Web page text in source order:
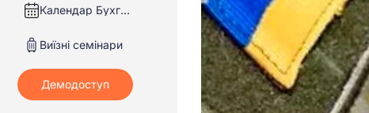
Календар Бухгалтера
Виїзні семінари